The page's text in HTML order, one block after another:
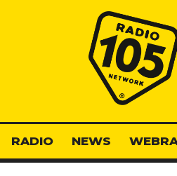
Radio
RADIO NEWS